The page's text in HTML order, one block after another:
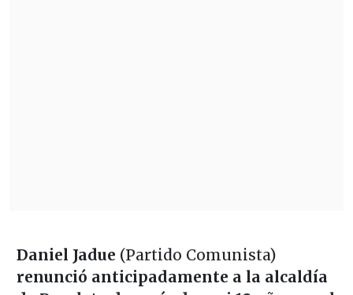
Daniel Jadue (Partido Comunista)
renunció anticipadamente a la alcaldía